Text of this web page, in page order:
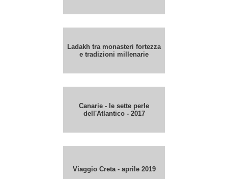
Ladakh tra monasteri fortezza
e tradizioni millenarie
Canarie - le sette perle
dell'Atlantico - 2017
Viaggio Creta - aprile 2019